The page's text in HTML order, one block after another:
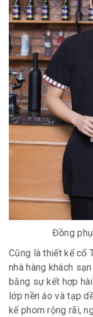
Đồng
Cũng là thiết kế cổ
nhà hàng khách
bằng sự kết hợp
lớp nền áo và tạp
kế phom rộng rãi,